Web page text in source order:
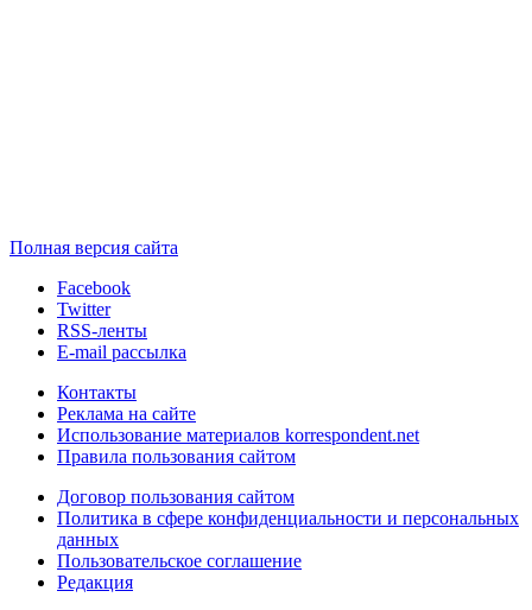
Полная версия сайта
Facebook
Twitter
RSS-ленты
E-mail рассылка
Контакты
Реклама на сайте
Использование материалов korrespondent.net
Правила пользования сайтом
Договор пользования сайтом
Политика в сфере конфиденциальности и персональных
данных
Пользовательское соглашение
Редакция